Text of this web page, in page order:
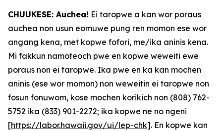
CHUUKESE: Auchea! Ei taropwe a kan wor poraus
auchea non usun eomuwe pung ren momon ese wor
angang kena, met kopwe fofori, me/ika aninis kena.
Mi fakkun namoteoch pwe en kopwe weweiti ewe
poraus non ei taropwe. Ika pwe en ka kan mochen
aninis (ese wor momon) non weweitin ei taropwe non
fosun fonuwom, kose mochen korikich non (808) 762-
5752 ika (833) 901-2272; ika kopwe ne no ngeni
[https://labor.hawaii.gov/ui/lep-chk]. En kopwe kan